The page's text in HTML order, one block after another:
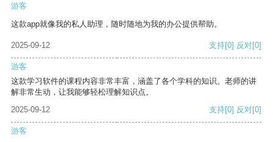
游客
这款app就像我的私人助理，随时随地为我的办公提供帮助。
2025-09-12 支持[0] 反对[0]
游客
这款学习软件的课程内容非常丰富，涵盖了各个学科的知识。老师的讲
解非常生动，让我能够轻松理解知识点。
2025-09-12
支持[0] 反对[0]
游客